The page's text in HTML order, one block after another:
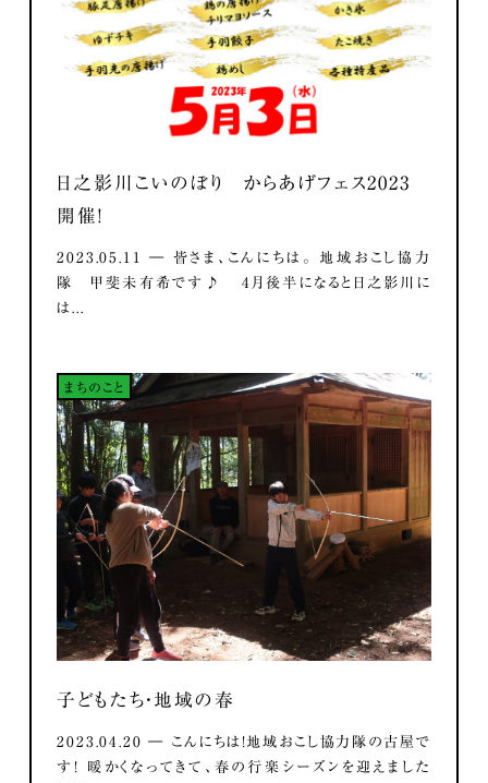
日之影川こいのぼり からあげフェス2023
開催！
2023.05.11 ― 皆さま、こんにちは。 地域おこし協力
隊 甲斐未有希です♪ 4月後半になると日之影川に
は...
まちのこと
子どもたち・地域の春
2023.04.20 ― こんにちは！地域おこし協力隊の古屋で
す！ 暖かくなってきて、春の行楽シーズンを迎えました